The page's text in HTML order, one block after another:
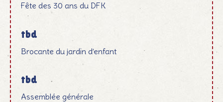
Fête des 30 ans du DFK
tbd
Brocante du jardin d’enfant
tbd
Assemblée générale